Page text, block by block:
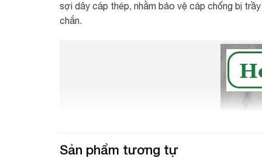
sợi dây cáp thép, nhằm bảo vệ cáp chống bị
chắn.
Sản phẩm tương tự